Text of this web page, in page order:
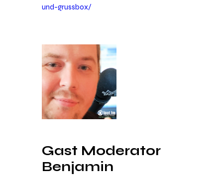
und-grussbox/
Gast Moderator
Benjamin